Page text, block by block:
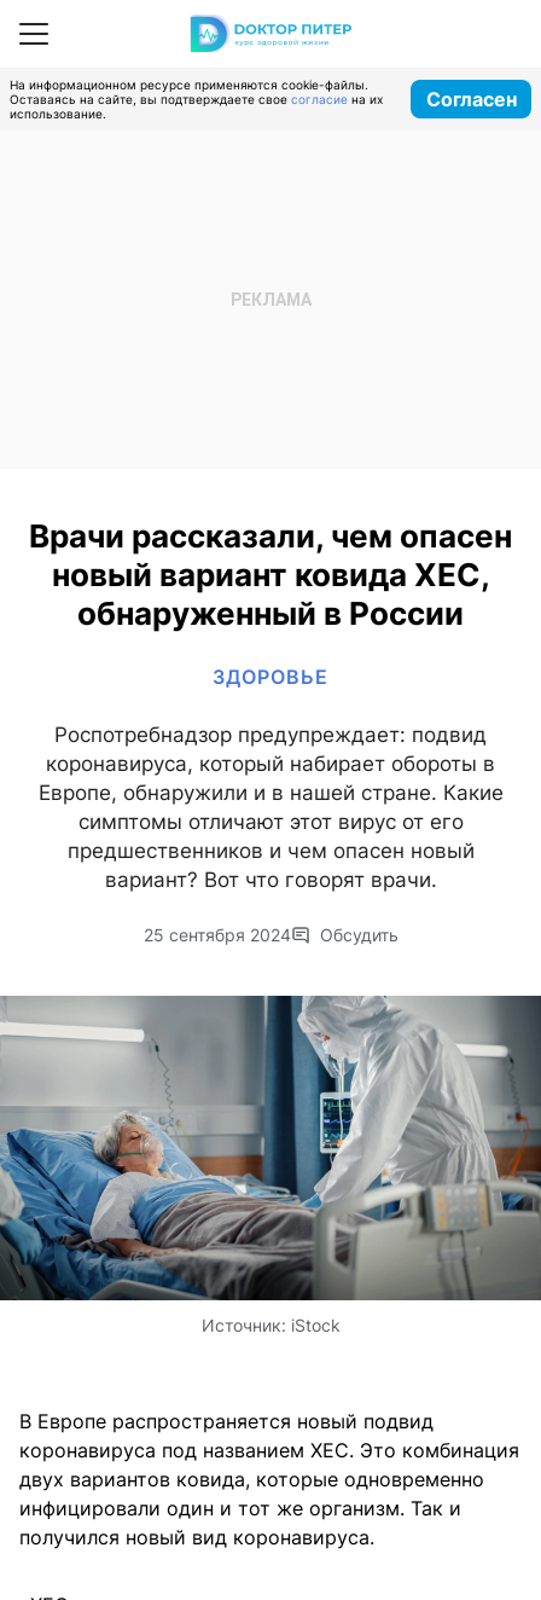
На информационном ресурсе применяются cookie-файлы.
Оставаясь на сайте, вы подтверждаете свое согласие на их
использование.
Согласен
Врачи рассказали, чем опасен
новый вариант ковида XEC,
обнаруженный в России
ЗДОРОВЬЕ
Роспотребнадзор предупреждает: подвид
коронавируса, который набирает обороты в
Европе, обнаружили и в нашей стране. Какие
симптомы отличают этот вирус от его
предшественников и чем опасен новый
вариант? Вот что говорят врачи.
25 сентября 2024 Обсудить
Источник: iStock
В Европе распространяется новый подвид
коронавируса под названием XEC. Это комбинация
двух вариантов ковида, которые одновременно
инфицировали один и тот же организм. Так и
получился новый вид коронавируса.